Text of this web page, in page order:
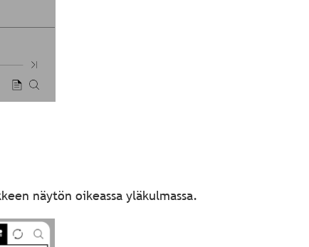
näytön oikeassa yläkulmassa.